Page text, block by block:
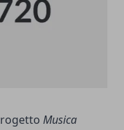
Musica